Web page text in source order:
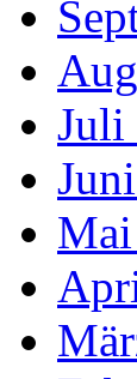
Juli